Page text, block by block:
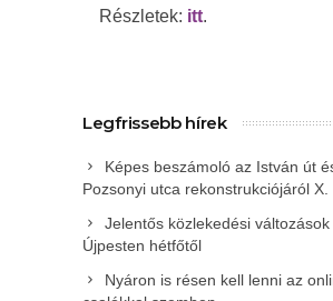
Részletek: itt.
Legfrissebb hírek
Képes beszámoló az István út
Pozsonyi utca rekonstrukciójáról X.
Jelentős közlekedési
Újpesten hétfőtől
Nyáron is résen kell lenni az